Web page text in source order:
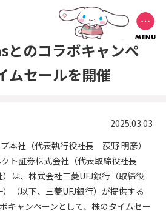
とのコラボキャンペ
ムセールを開催
2025.03.03
本社（代表執行役社長 荻野 明彦）
ト証券株式会社（代表取締役社長
は、株式会社三菱UFJ銀行（取締役
（以下、三菱UFJ銀行）が提供する
キャンペーンとして、株のタイムセー